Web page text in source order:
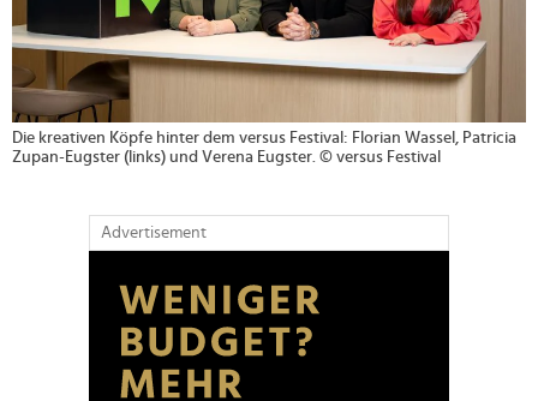
Die kreativen Köpfe hinter dem versus Festival: Florian Wassel, Patricia
Zupan-Eugster (links) und Verena Eugster. © versus Festival
Advertisement